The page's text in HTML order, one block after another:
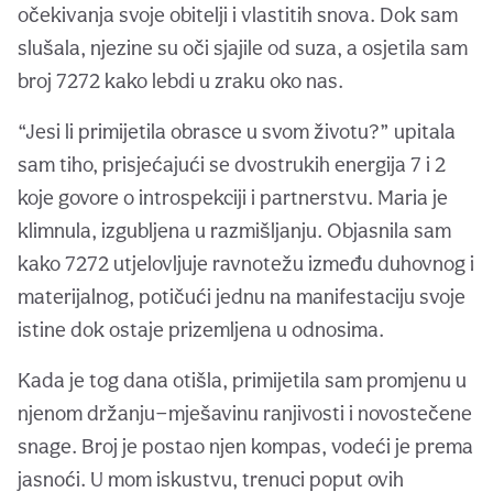
očekivanja svoje obitelji i vlastitih snova. Dok sam
slušala, njezine su oči sjajile od suza, a osjetila sam
broj 7272 kako lebdi u zraku oko nas.
“Jesi li primijetila obrasce u svom životu?” upitala
sam tiho, prisjećajući se dvostrukih energija 7 i 2
koje govore o introspekciji i partnerstvu. Maria je
klimnula, izgubljena u razmišljanju. Objasnila sam
kako 7272 utjelovljuje ravnotežu između duhovnog i
materijalnog, potičući jednu na manifestaciju svoje
istine dok ostaje prizemljena u odnosima.
Kada je tog dana otišla, primijetila sam promjenu u
njenom držanju—mješavinu ranjivosti i novostečene
snage. Broj je postao njen kompas, vodeći je prema
jasnoći. U mom iskustvu, trenuci poput ovih